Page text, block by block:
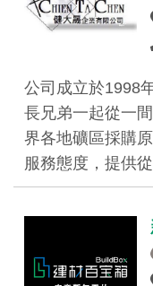
公司成立於1998
長兄弟一起從一
界各地礦區採購
服務態度，提供